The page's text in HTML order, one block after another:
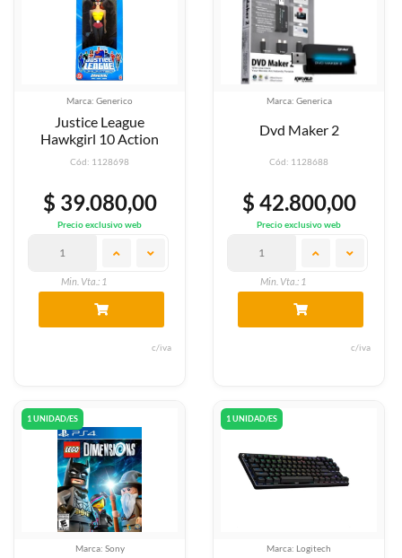
Marca: Generico
Justice League
Hawkgirl 10 Action
Cód: 1128698
$ 39.080,00
Precio exclusivo web
Min. Vta.: 1
c/iva
Marca: Generica
Dvd Maker 2
Cód: 1128688
$ 42.800,00
Precio exclusivo web
Min. Vta.: 1
c/iva
1 UNIDAD/ES
Marca: Sony
1 UNIDAD/ES
Marca: Logitech